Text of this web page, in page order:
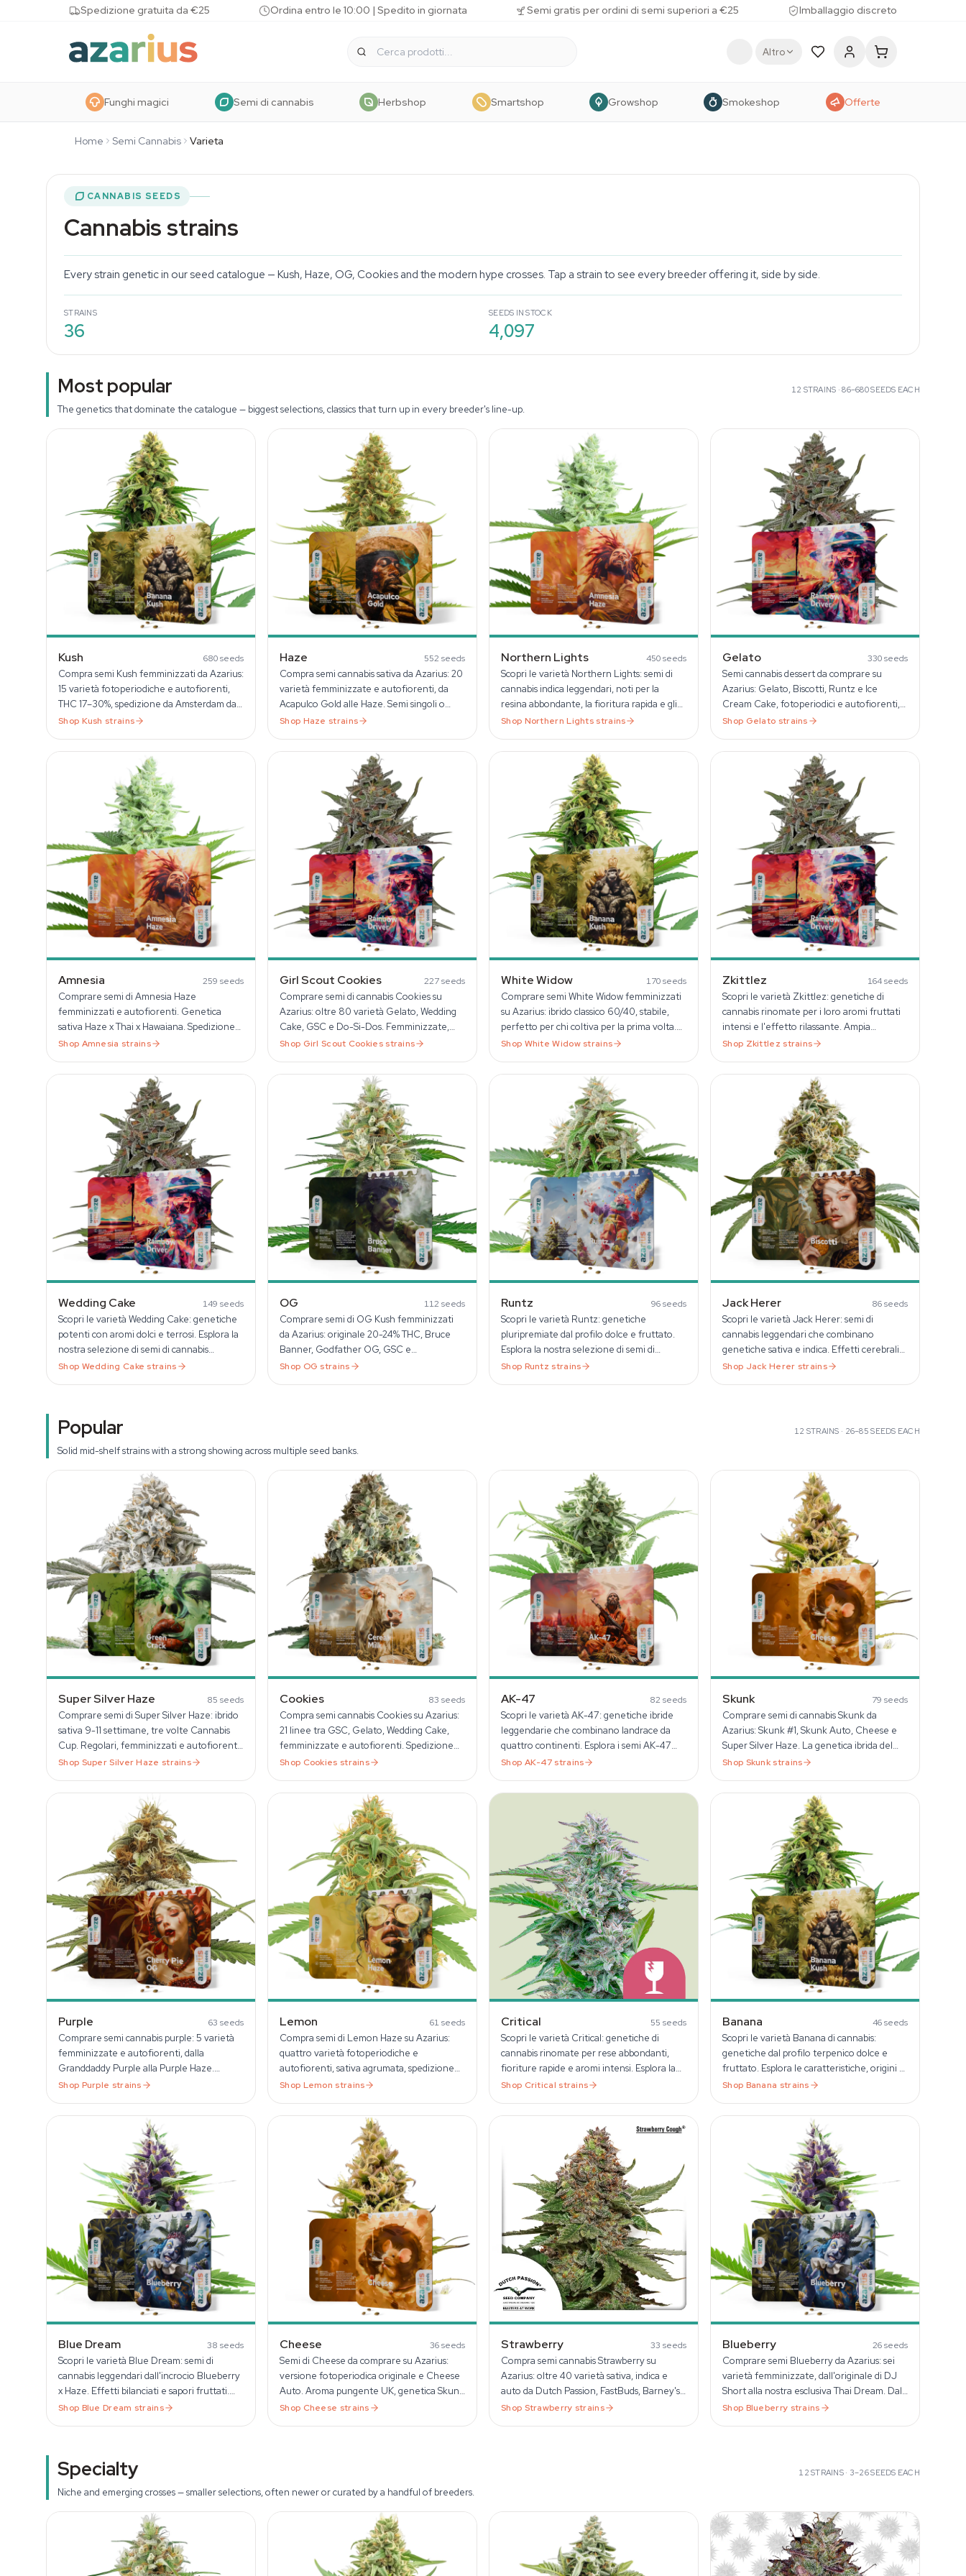
Skip to contentSpedizione gratuita da €25 Ordina entro le 10:00 | Spedito in giornata Semi gratis per ordini di semi superiori a €25 Imballaggio discreto
Altro
Funghi magici Semi di cannabis Herbshop Smartshop Growshop Smokeshop Offerte
Home Semi Cannabis Varieta
CANNABIS SEEDS
Cannabis strains
Every strain genetic in our seed catalogue — Kush, Haze, OG, Cookies and the modern hype crosses. Tap a strain to see every breeder offering it, side by side.
STRAINS
36
SEEDS IN STOCK
4,097
Most popular
The genetics that dominate the catalogue — biggest selections, classics that turn up in every breeder's line-up.
12 STRAINS ·86–680SEEDS EACH
Kush 680seeds
Compra semi Kush femminizzati da Azarius:
15 varietà fotoperiodiche e autofiorenti,
THC 17–30%, spedizione da Amsterdam dal
1999.
Shop Kush strains
Haze 552 seeds
Compra semi cannabis sativa da Azarius: 20
varietà femminizzate e autofiorenti, da
Acapulco Gold alle Haze. Semi singoli o
pacchetti da 3, 5, 10.
Shop Haze strains
Northern Lights 450seeds
Scopri le varietà Northern Lights: semi di
cannabis indica leggendari, noti per la
resina abbondante, la fioritura rapida e gli
effetti rilassanti profondi.
Shop Northern Lights strains
Gelato 330seeds
Semi cannabis dessert da comprare su
Azarius: Gelato, Biscotti, Runtz e Ice
Cream Cake, fotoperiodici e autofiorenti,
sempre femminizzati.
Shop Gelato strains
Amnesia 259 seeds
Comprare semi di Amnesia Haze
femminizzati e autofiorenti. Genetica
sativa Haze x Thai x Hawaiana. Spedizione
in tutta l'UE dal 1999.
Shop Amnesia strains
Girl Scout Cookies 227seeds
Comprare semi di cannabis Cookies su
Azarius: oltre 80 varietà Gelato, Wedding
Cake, GSC e Do-Si-Dos. Femminizzate,
autofiorenti e fast version.
Shop Girl Scout Cookiesstrains
White Widow 170seeds
Comprare semi White Widow femminizzati
su Azarius: ibrido classico 60/40, stabile,
perfetto per chi coltiva per la prima volta.
Spedizione UE dal 1999.
Shop White Widowstrains
Zkittlez 164seeds
Scopri le varietà Zkittlez: genetiche di
cannabis rinomate per i loro aromi fruttati
intensi e l'effetto rilassante. Ampia
selezione di semi Zkittlez su Azarius.
Shop Zkittlez strains
Wedding Cake 149 seeds
Scopri le varietà Wedding Cake: genetiche
potenti con aromi dolci e terrosi. Esplora la
nostra selezione di semi di cannabis
Wedding Cake su Azarius.
Shop Wedding Cake strains
OG 112 seeds
Comprare semi di OG Kush femminizzati
da Azarius: originale 20-24% THC, Bruce
Banner, Godfather OG, GSC e
autofiorenti. Dal 1999.
Shop OG strains
Runtz 96seeds
Scopri le varietà Runtz: genetiche
pluripremiate dal profilo dolce e fruttato.
Esplora la nostra selezione di semi di
cannabis Runtz delle migliori seedbank
Shop Runtz strains
Jack Herer 86seeds
Scopri le varietà Jack Herer: semi di
cannabis leggendari che combinano
genetiche sativa e indica. Effetti cerebrali
ed energizzanti per intenditori.
Shop Jack Herer strains
Popular
Solid mid-shelf strains with a strong showing across multiple seed banks.
12 STRAINS · 26–85 SEEDS EACH
Super Silver Haze 85 seeds
Comprare semi di Super Silver Haze: ibrido
sativa 9-11 settimane, tre volte Cannabis
Cup. Regolari, femminizzati e autofiorenti
su Azarius.
Shop Super Silver Haze strains
Cookies 83 seeds
Compra semi cannabis Cookies su Azarius:
21 linee tra GSC, Gelato, Wedding Cake,
femminizzate e autofiorenti. Spedizione
discreta da Amsterdam dal 1999.
Shop Cookies strains
AK-47 82 seeds
Scopri le varietà AK-47: genetiche ibride
leggendarie che combinano landrace da
quattro continenti. Esplora i semi AK-47
disponibili nel catalogo Azarius.
Shop AK-47 strains
Skunk 79 seeds
Comprare semi di cannabis Skunk da
Azarius: Skunk #1, Skunk Auto, Cheese e
Super Silver Haze. La genetica ibrida del
1978 che ha fatto la storia.
Shop Skunk strains
Purple 63 seeds
Comprare semi cannabis purple: 5 varietà
femminizzate e autofiorenti, dalla
Granddaddy Purple alla Purple Haze.
Genetiche affidabili da Azarius dal 1999.
Shop Purple strains
Lemon 61seeds
Compra semi di Lemon Haze su Azarius:
quattro varietà fotoperiodiche e
autofiorenti, sativa agrumata, spedizione
discreta in UE dal 1999.
Shop Lemon strains
Critical 55 seeds
Scopri le varietà Critical: genetiche di
cannabis rinomate per rese abbondanti,
fioriture rapide e aromi intensi. Esplora la
nostra selezione di semi Critical.
Shop Critical strains
Banana 46seeds
Scopri le varietà Banana di cannabis:
genetiche dal profilo terpenico dolce e
fruttato. Esplora le caratteristiche, origini e
aromi di queste cultivar uniche.
Shop Banana strains
Blue Dream 38 seeds
Scopri le varietà Blue Dream: semi di
cannabis leggendari dall'incrocio Blueberry
x Haze. Effetti bilanciati e sapori fruttati.
Ampia selezione su Azarius.
Shop Blue Dream strains
Cheese 36seeds
Semi di Cheese da comprare su Azarius:
versione fotoperiodica originale e Cheese
Auto. Aroma pungente UK, genetica Skunk
#1 × Afghani. Dal 1999.
Shop Cheese strains
Strawberry 33 seeds
Compra semi cannabis Strawberry su
Azarius: oltre 40 varietà sativa, indica e
auto da Dutch Passion, FastBuds, Barney's
Farm. Spedizione in tutta l'UE.
Shop Strawberry strains
Blueberry 26seeds
Comprare semi Blueberry da Azarius: sei
varietà femminizzate, dall'originale di DJ
Short alla nostra esclusiva Thai Dream. Dal
1999.
Shop Blueberry strains
Specialty
Niche and emerging crosses — smaller selections, often newer or curated by a handful of breeders.
12 STRAINS · 3–26SEEDS EACH